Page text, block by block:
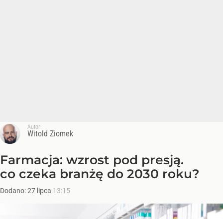
Autor:
Witold Ziomek
Farmacja: wzrost pod presją.
co czeka branżę do 2030 roku?
Dodano:27 lipca 13:15